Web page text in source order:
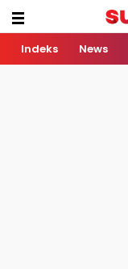
Indeks News